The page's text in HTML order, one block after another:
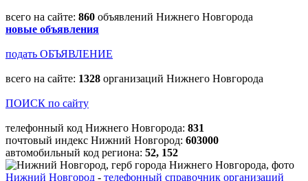
всего на сайте: 860 объявлений Нижнего Новгорода
новые объявления
подать ОБЪЯВЛЕНИЕ
всего на сайте: 1328 организаций Нижнего Новгорода
ПОИСК по сайту
телефонный код Нижнего Новгорода: 831
почтовый индекс Нижний Новгород: 603000
автомобильный код региона: 52, 152
Нижний Новгород - телефонный справочник организаций